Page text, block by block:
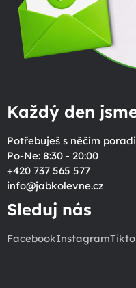
Každý den
Potřebuješ s něčím
Po-Ne: 8:30 - 20:00
+420 737 565 577
info@jabkolevne.cz
Sleduj nás
FacebookInstagram